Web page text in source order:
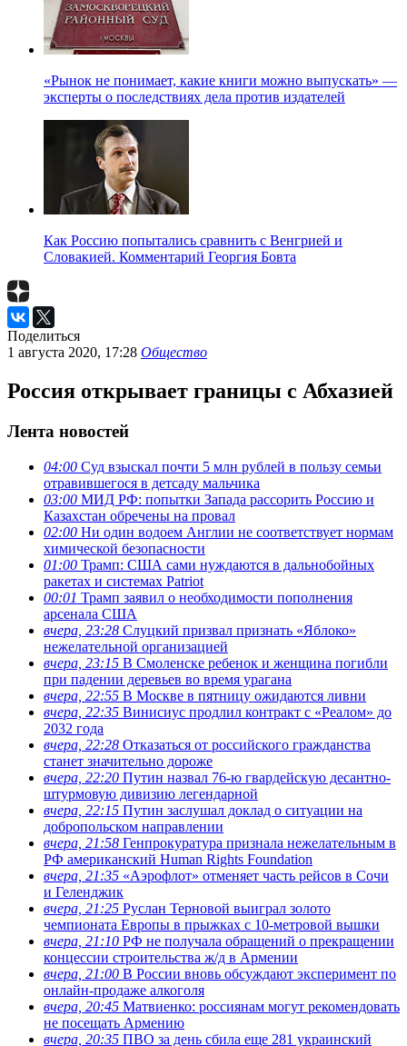
«Рынок не понимает, какие книги можно выпускать» —
эксперты о последствиях дела против издателей
Как Россию попытались сравнить с Венгрией и
Словакией. Комментарий Георгия Бовта
Поделиться
1 августа 2020, 17:28 Общество
Россия открывает границы с Абхазией
Лента новостей
04:00 Суд взыскал почти 5 млн рублей в пользу семьи
отравившегося в детсаду мальчика
03:00 МИД РФ: попытки Запада рассорить Россию и
Казахстан обречены на провал
02:00 Ни один водоем Англии не соответствует нормам
химической безопасности
01:00 Трамп: США сами нуждаются в дальнобойных
ракетах и системах Patriot
00:01 Трамп заявил о необходимости пополнения
арсенала США
вчера, 23:28 Слуцкий призвал признать «Яблоко»
нежелательной организацией
вчера, 23:15 В Смоленске ребенок и женщина погибли
при падении деревьев во время урагана
вчера, 22:55 В Москве в пятницу ожидаются ливни
вчера, 22:35 Винисиус продлил контракт с «Реалом» до
2032 года
вчера, 22:28 Отказаться от российского гражданства
станет значительно дороже
вчера, 22:20 Путин назвал 76-ю гвардейскую десантно-
штурмовую дивизию легендарной
вчера, 22:15 Путин заслушал доклад о ситуации на
добропольском направлении
вчера, 21:58 Генпрокуратура признала нежелательным в
РФ американский Human Rights Foundation
вчера, 21:35 «Аэрофлот» отменяет часть рейсов в Сочи
и Геленджик
вчера, 21:25 Руслан Терновой выиграл золото
чемпионата Европы в прыжках с 10-метровой вышки
вчера, 21:10 РФ не получала обращений о прекращении
концессии строительства ж/д в Армении
вчера, 21:00 В России вновь обсуждают эксперимент по
онлайн-продаже алкоголя
вчера, 20:45 Матвиенко: россиянам могут рекомендовать
не посещать Армению
вчера, 20:35 ПВО за день сбила еще 281 украинский